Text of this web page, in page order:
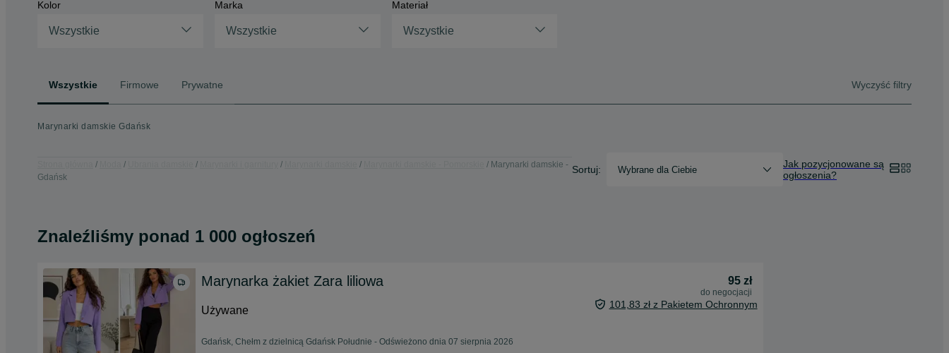
Kolor
Wszystkie
Marka
Wszystkie
Materiał
Wszystkie
Wszystkie Firmowe Prywatne Wyczyść filtry
Marynarki damskie Gdańsk
Marynarki damskie -
Gdańsk
Sortuj: Wybrane dla Ciebie
Jak pozycjonowane są
ogłoszenia?
Znaleźliśmy ponad 1 000 ogłoszeń
Marynarka żakiet Zara liliowa 95 zł
do negocjacji
Używane 101,83 zł z Pakietem Ochronnym
Gdańsk, Chełm z dzielnicą Gdańsk Południe - Odświeżono dnia 07 sierpnia 2026